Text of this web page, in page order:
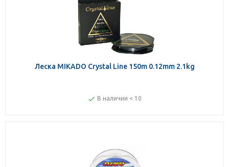
Леска MIKADO Crystal Line 150m 0.12mm 2.1kg
В наличии < 10